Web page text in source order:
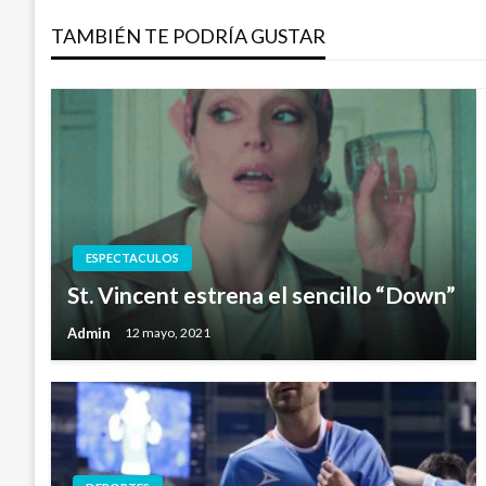
entradas
TAMBIÉN TE PODRÍA GUSTAR
ESPECTACULOS
St. Vincent estrena el sencillo “Down”
Admin 12 mayo, 2021